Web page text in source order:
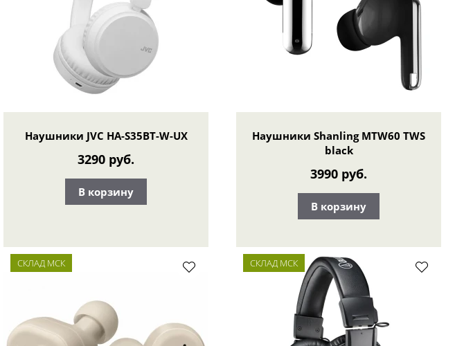
Наушники JVC HA-S35BT-W-UX
3290 руб.
В корзину
Наушники Shanling MTW60 TWS
black
3990 руб.
В корзину
СКЛАД МСК СКЛАД МСК